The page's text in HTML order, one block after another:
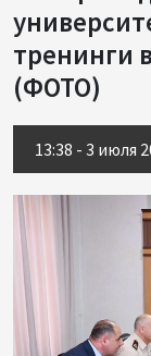
тренинги
(ФОТО)
13:38 - 3 июля